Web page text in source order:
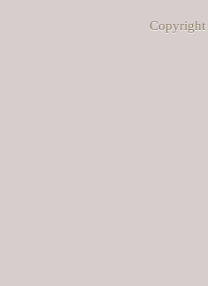
Copyright